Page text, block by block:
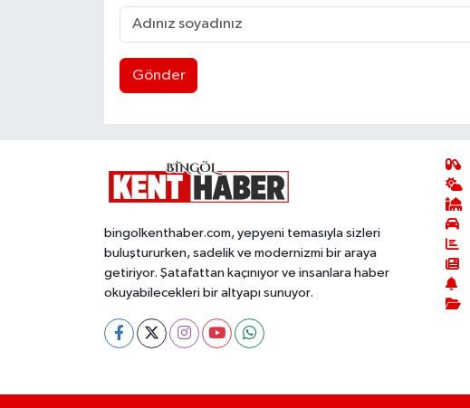
Gönder
bingolkenthaber.com, yepyeni temasıyla sizleri
buluştururken, sadelik ve modernizmi bir araya
getiriyor. Şatafattan kaçınıyor ve insanlara haber
okuyabilecekleri bir altyapı sunuyor.